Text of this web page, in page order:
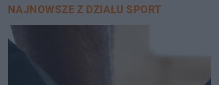
NAJNOWSZE Z DZIAŁU SPORT